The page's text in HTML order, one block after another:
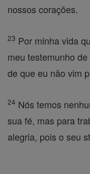
nossos corações.
23 Por minha vida
meu testemunho
de que eu não vim
24 Nós temos
sua fé, mas para
alegria, pois o seu